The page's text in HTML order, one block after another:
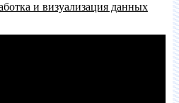
и визуализация данных